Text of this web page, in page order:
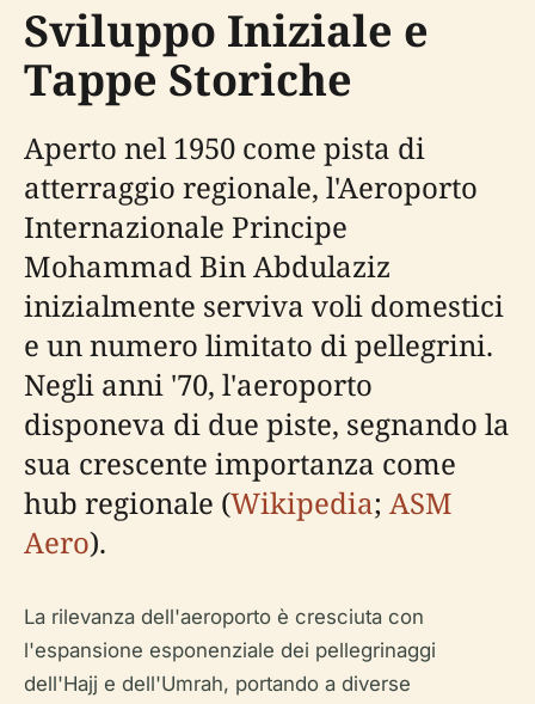
Sviluppo Iniziale e
Tappe Storiche
Aperto nel 1950 come pista di
atterraggio regionale, l'Aeroporto
Internazionale Principe
Mohammad Bin Abdulaziz
inizialmente serviva voli domestici
e un numero limitato di pellegrini.
Negli anni '70, l'aeroporto
disponeva di due piste, segnando la
sua crescente importanza come
hub regionale (Wikipedia; ASM
Aero).
La rilevanza dell'aeroporto è cresciuta con
l'espansione esponenziale dei pellegrinaggi
dell'Hajj e dell'Umrah, portando a diverse